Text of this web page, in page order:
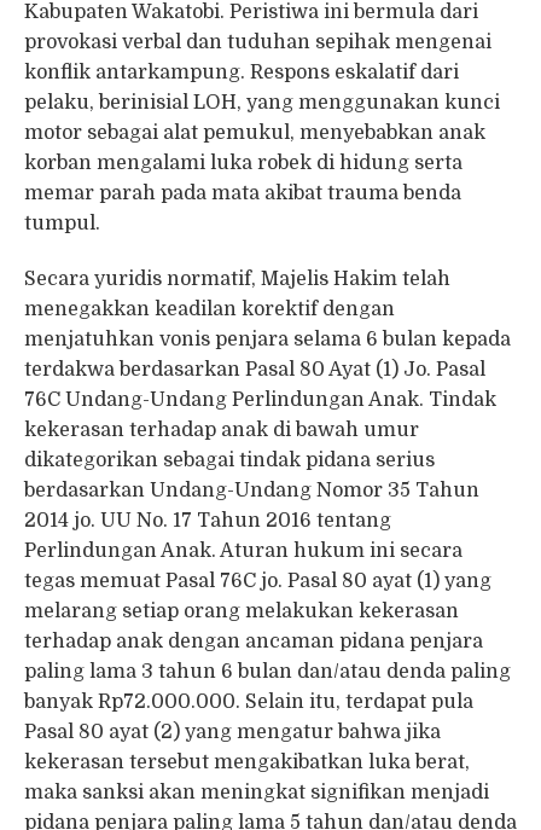
Kabupaten Wakatobi. Peristiwa ini bermula dari
provokasi verbal dan tuduhan sepihak mengenai
konflik antarkampung. Respons eskalatif dari
pelaku, berinisial LOH, yang menggunakan kunci
motor sebagai alat pemukul, menyebabkan anak
korban mengalami luka robek di hidung serta
memar parah pada mata akibat trauma benda
tumpul.
Secara yuridis normatif, Majelis Hakim telah
menegakkan keadilan korektif dengan
menjatuhkan vonis penjara selama 6 bulan kepada
terdakwa berdasarkan Pasal 80 Ayat (1) Jo. Pasal
76C Undang-Undang Perlindungan Anak. Tindak
kekerasan terhadap anak di bawah umur
dikategorikan sebagai tindak pidana serius
berdasarkan Undang-Undang Nomor 35 Tahun
2014 jo. UU No. 17 Tahun 2016 tentang
Perlindungan Anak. Aturan hukum ini secara
tegas memuat Pasal 76C jo. Pasal 80 ayat (1) yang
melarang setiap orang melakukan kekerasan
terhadap anak dengan ancaman pidana penjara
paling lama 3 tahun 6 bulan dan/atau denda paling
banyak Rp72.000.000. Selain itu, terdapat pula
Pasal 80 ayat (2) yang mengatur bahwa jika
kekerasan tersebut mengakibatkan luka berat,
maka sanksi akan meningkat signifikan menjadi
pidana penjara paling lama 5 tahun dan/atau denda